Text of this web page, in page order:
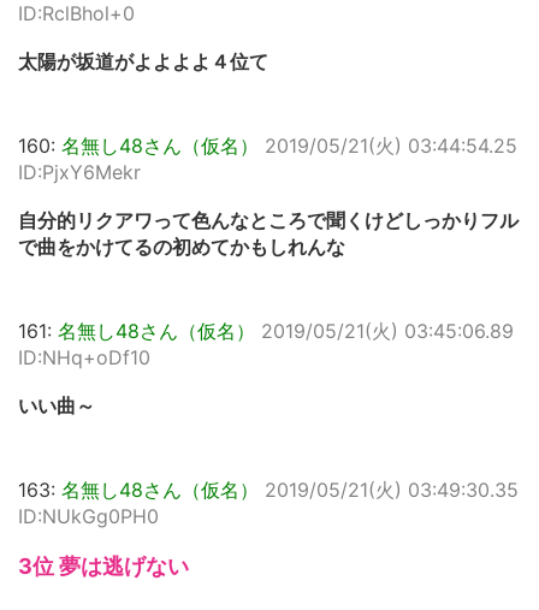
ID:RclBhol+0
太陽が坂道がよよよよ４位て
160: 名無し48さん（仮名）
2019/05/21(火) 03:44:54.25
ID:PjxY6Mekr
自分的リクアワって色んなところで聞くけどしっかりフル
で曲をかけてるの初めてかもしれんな
161: 名無し48さん（仮名）
2019/05/21(火) 03:45:06.89
ID:NHq+oDf10
いい曲～
163: 名無し48さん（仮名）
2019/05/21(火) 03:49:30.35
ID:NUkGg0PH0
3位 夢は逃げない